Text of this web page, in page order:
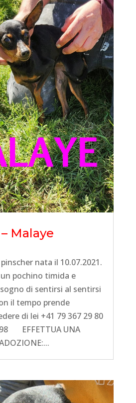
Malaye
pinscher nata il 10.07.2021.
pochino timida e
di sentirsi al sentirsi
il tempo prende
di lei +41 79 367 29 80
EFFETTUA UNA